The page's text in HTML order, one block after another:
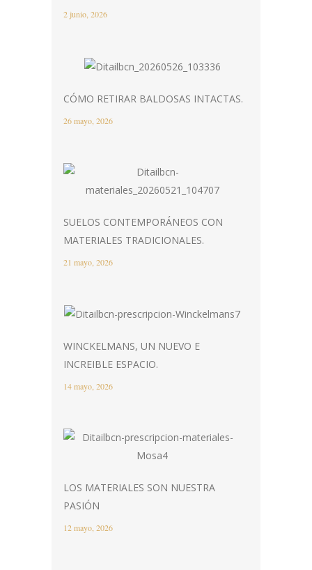
2 junio, 2026
CÓMO RETIRAR BALDOSAS INTACTAS.
26 mayo, 2026
SUELOS CONTEMPORÁNEOS CON
MATERIALES TRADICIONALES.
21 mayo, 2026
WINCKELMANS, UN NUEVO E
INCREIBLE ESPACIO.
14 mayo, 2026
LOS MATERIALES SON NUESTRA
PASIÓN
12 mayo, 2026